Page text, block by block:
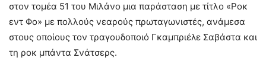
στον τομέα 51 του Μιλάνο μια παράσταση με τίτλο «Ροκ
εντ Φο» με πολλούς νεαρούς πρωταγωνιστές, ανάμεσα
στους οποίους τον τραγουδοποιό Γκαμπριέλε Σαβάστα και
τη ροκ μπάντα Σνάτσερς.